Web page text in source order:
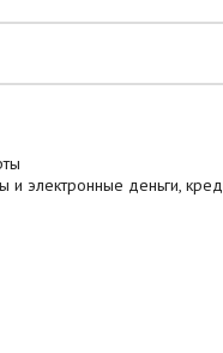
и электронные деньги,